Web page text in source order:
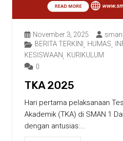
November 3, 2025
BERITA TERKINI , HUMAS,
KESISWAAN, KURIKULUM
0
TKA 2025
Hari pertama pelaksanaan
Akademik (TKA) di SMAN 1
dengan antusias:...